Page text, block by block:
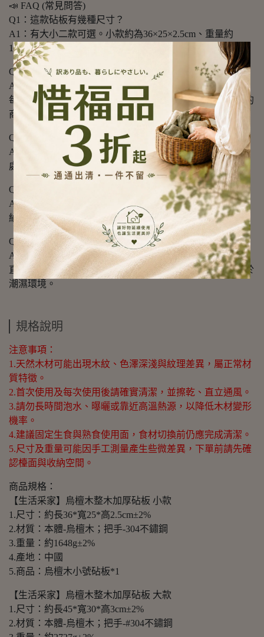
📣 FAQ (常見問答)
Q1：這款砧板有幾種尺寸？
A1：有大小二款可選。小款約為36×25×2.5cm、重量約
1648g；大款約為45×30×3cm、重量約2727g。
Q2：砧板是整木還是一般拼接板？
A2：整塊砧板為整木切割製作，板面可見自然連續木紋。
每塊木材天然色澤及紋路可能略有差異，實際外觀以收到的
商品為準。
Q3：正反兩面都可以使用嗎？
A3：可以，雙面分用，可自行固定一面處理生食，另一面
處理熟食、蔬果或水果，使用後仍須分別清潔。
Q4：上方的金屬配件有什麼用途？
A4：304不鏽鋼提把，可用於拿取、移動、直立或吊掛收
納，清洗後較方便將砧板放置於通風處。
Q5：木砧板應該如何清洗與收納？
A5：使用時以清水及柔軟海綿清潔，擦除表面水份後，再
直立放置於通風處乾燥。避免長時間浸泡在水中或持續處於
潮濕環境。
規格說明
注意事項：
1.天然木材可能出現木紋、色澤深淺與紋理差異，屬正常材
質特徵。
2.首次使用及每次使用後請確實清潔，並擦乾、直立通風。
3.請勿長時間泡水、曝曬或靠近高溫熱源，以降低木材變形
機率。
4.建議固定生食與熟食使用面，食材切換前仍應完成清潔。
5.尺寸及重量可能因手工測量產生些微差異，下單前請先確
認檯面與收納空間。
商品規格：
【生活采家】烏檀木整木加厚砧板 小款
1.尺寸：約長36*寬25*高2.5cm±2%
2.材質：本體-烏檀木；把手-304不鏽鋼
3.重量：約1648g±2%
4.產地：中國
5.商品：烏檀木小號砧板*1
【生活采家】烏檀木整木加厚砧板 大款
1.尺寸：約長45*寬30*高3cm±2%
2.材質：本體-烏檀木；把手-#304不鏽鋼